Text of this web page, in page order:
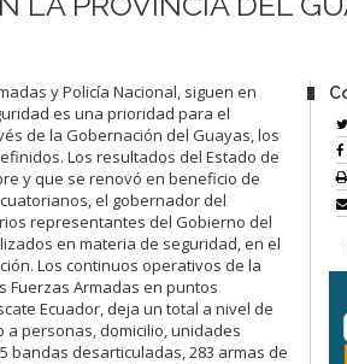
y Policía Nacional, siguen en
es una prioridad para el
de la Gobernación del Guayas, los
Los resultados del Estado de
y que se renovó en beneficio de
el gobernador del
representantes del Gobierno del
en materia de seguridad, en el
Los continuos operativos de la
Fuerzas Armadas en puntos
Ecuador, deja un total a nivel de
personas, domicilio, unidades
bandas desarticuladas, 283 armas de